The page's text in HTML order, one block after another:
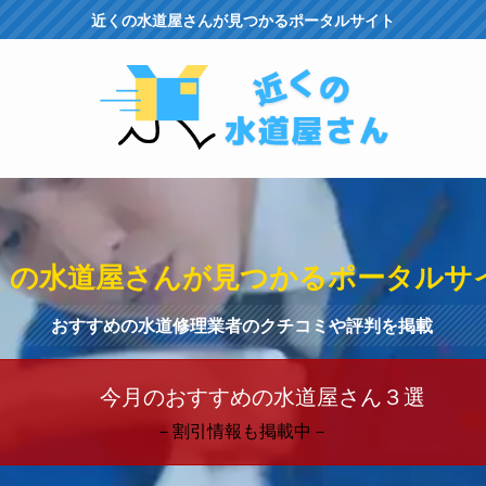
近くの水道屋さんが見つかるポータルサイト
の水道屋さんが見つかるポータルサ
おすすめの水道修理業者のクチコミや評判を掲載
今月のおすすめの水道屋さん３選
－割引情報も掲載中－